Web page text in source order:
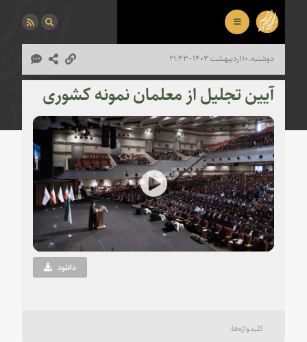
دوشنبه، ۱۰ اردیبهشت ۱۴۰۳ - ۲۱:۴۳
آیین تجلیل از معلمان نمونه کشوری
Play
Video دانلود